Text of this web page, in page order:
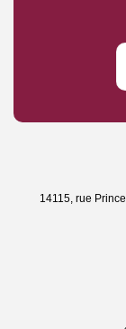
14115, rue